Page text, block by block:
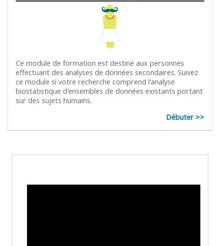
Ce module de formation est destiné aux personnes
effectuant des analyses de données secondaires. Suivez
ce module si votre recherche comprend l’analyse
biostatistique d’ensembles de données existants portant
sur des sujets humains.
Débuter >>